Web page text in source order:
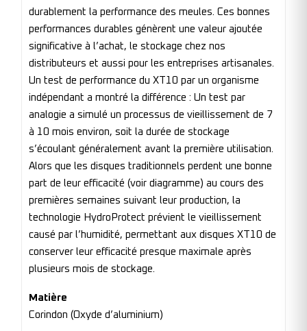
durablement la performance des meules. Ces bonnes
performances durables génèrent une valeur ajoutée
significative à l’achat, le stockage chez nos
distributeurs et aussi pour les entreprises artisanales.
Un test de performance du XT10 par un organisme
indépendant a montré la différence : Un test par
analogie a simulé un processus de vieillissement de 7
à 10 mois environ, soit la durée de stockage
s’écoulant généralement avant la première utilisation.
Alors que les disques traditionnels perdent une bonne
part de leur efficacité (voir diagramme) au cours des
premières semaines suivant leur production, la
technologie HydroProtect prévient le vieillissement
causé par l’humidité, permettant aux disques XT10 de
conserver leur efficacité presque maximale après
plusieurs mois de stockage.
Matière
Corindon (Oxyde d’aluminium)